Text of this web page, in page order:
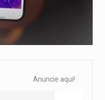
Anuncie aqui!